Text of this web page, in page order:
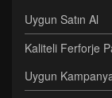
Uygun Satın Al
Kaliteli Ferforje
Uygun